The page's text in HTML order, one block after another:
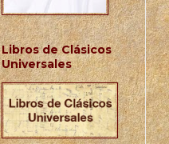
Libros de Clásicos
Universales